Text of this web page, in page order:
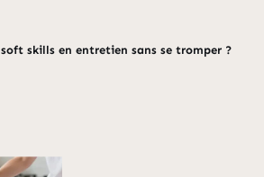
skills en entretien sans se tromper ?